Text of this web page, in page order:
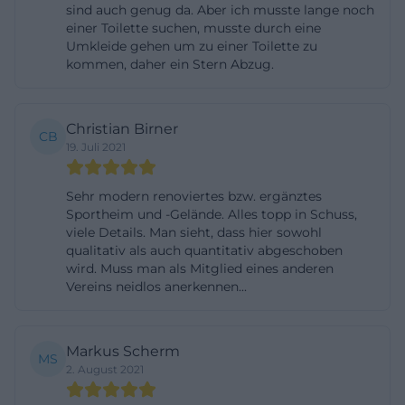
Buchung, und wieder andere richten sich an
Teilnehmergruppen wie Jugendmannschaften
oder Kursteilnehmer. Auf mehreren Eventseiten
zum Beispiel beim Bike & Run oder beim
Johannisfeuer, während andere Inhalte eher über
Registrierung, Terminbuchung oder eine direkte
Kontaktaufnahme organisiert werden. Für die
Nutzerintention Tickets ist deshalb wichtig: Wer
den 1. FC Rieden besucht, sollte eher an Teilnahme,
Anmeldung und Reservierung denken als an einen
sich/?utm_source=openai))
Ein gutes Beispiel dafür ist der Padel-Bereich des
Vereins. Dort können Plätze online gebucht
sind auch genug da. Aber ich musste lange noch
einer Toilette suchen, musste durch eine
Umkleide gehen um zu einer Toilette zu
kommen, daher ein Stern Abzug.
CB Christian Birner
19. Juli 2021
Sehr modern renoviertes bzw. ergänztes
Sportheim und -Gelände. Alles topp in Schuss,
viele Details. Man sieht, dass hier sowohl
qualitativ als auch quantitativ abgeschoben
wird. Muss man als Mitglied eines anderen
Vereins neidlos anerkennen...
MS Markus Scherm
2. August 2021